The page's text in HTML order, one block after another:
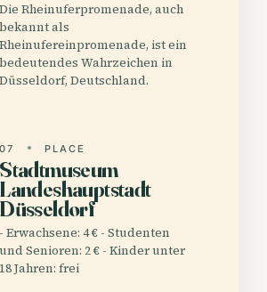
Die Rheinuferpromenade, auch
bekannt als
Rheinufereinpromenade, ist ein
bedeutendes Wahrzeichen in
Düsseldorf, Deutschland.
07 PLACE
Stadtmuseum
Landeshauptstadt
Düsseldorf
- Erwachsene: 4 € - Studenten
und Senioren: 2 € - Kinder unter
18 Jahren: frei